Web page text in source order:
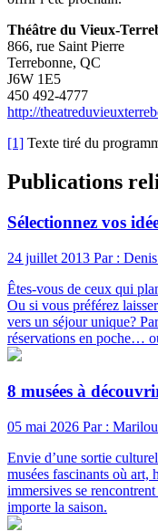
Théâtre du Vieux-
866, rue Saint Pierre
Terrebonne, QC
J6W 1E5
450 492-4777
http://
[1] Texte tiré du
Publications
Sélectionnez vos
24 juillet 2013 Par :
Êtes-vous de ceux qui
Ou si vous préférez
vers un séjour unique?
réservations en poche…
8 musées à
05 mai 2026 Par :
Envie d’une sortie
musées fascinants où art,
immersives se
importe la saison.